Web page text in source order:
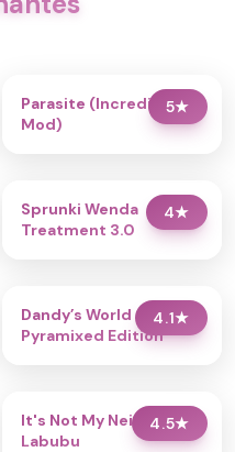
5★
Parasite (Incredibox
Mod)
4★
Sprunki Wenda
Treatment 3.0
4.1★
Dandy’s World
Pyramixed Edition
4.5★
It's Not My Neighbor:
Labubu